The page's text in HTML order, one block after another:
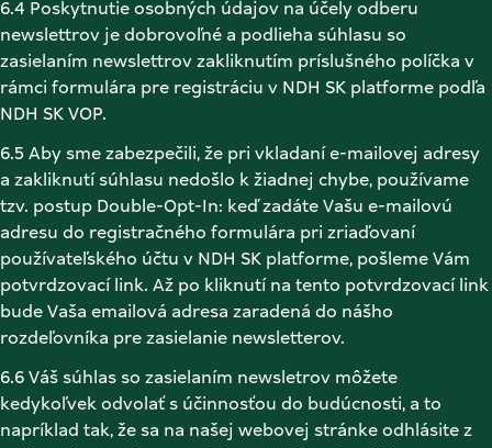
6.4 Poskytnutie osobných údajov na účely odberu
newslettrov je dobrovoľné a podlieha súhlasu so
zasielaním newslettrov zakliknutím príslušného políčka v
rámci formulára pre registráciu v NDH SK platforme podľa
NDH SK VOP.
6.5 Aby sme zabezpečili, že pri vkladaní e-mailovej adresy
a zakliknutí súhlasu nedošlo k žiadnej chybe, používame
tzv. postup Double-Opt-In: keď zadáte Vašu e-mailovú
adresu do registračného formulára pri zriaďovaní
používateľského účtu v NDH SK platforme, pošleme Vám
potvrdzovací link. Až po kliknutí na tento potvrdzovací link
bude Vaša emailová adresa zaradená do nášho
rozdeľovníka pre zasielanie newsletterov.
6.6 Váš súhlas so zasielaním newsletrov môžete
kedykoľvek odvolať s účinnosťou do budúcnosti, a to
napríklad tak, že sa na našej webovej stránke odhlásite z